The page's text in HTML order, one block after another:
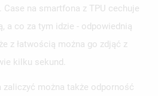
na smartfona z TPU cechuje
a co za tym idzie - odpowiednią
z łatwością można go zdjąć z
kilku sekund.
zaliczyć można także odporność
ŻYCZEŃ